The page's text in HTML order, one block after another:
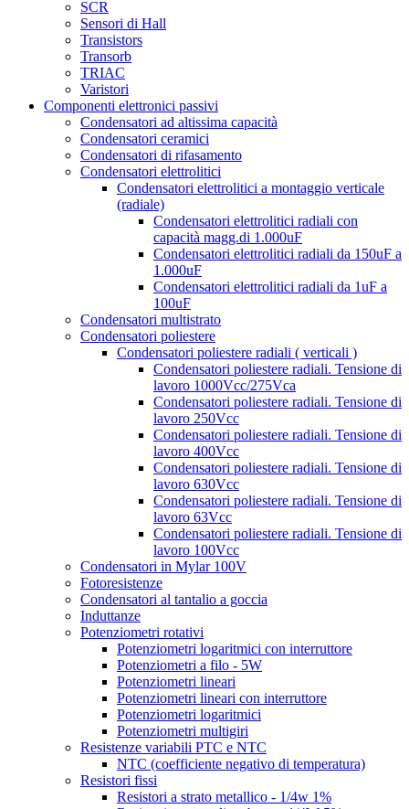
SCR
Sensori di Hall
Transistors
Transorb
TRIAC
Varistori
Componenti elettronici passivi
Condensatori ad altissima capacità
Condensatori ceramici
Condensatori di rifasamento
Condensatori elettrolitici
Condensatori elettrolitici a montaggio verticale
(radiale)
Condensatori elettrolitici radiali con
capacità magg.di 1.000uF
Condensatori elettrolitici radiali da 150uF a
1.000uF
Condensatori elettrolitici radiali da 1uF a
100uF
Condensatori multistrato
Condensatori poliestere
Condensatori poliestere radiali ( verticali )
Condensatori poliestere radiali. Tensione di
lavoro 1000Vcc/275Vca
Condensatori poliestere radiali. Tensione di
lavoro 250Vcc
Condensatori poliestere radiali. Tensione di
lavoro 400Vcc
Condensatori poliestere radiali. Tensione di
lavoro 630Vcc
Condensatori poliestere radiali. Tensione di
lavoro 63Vcc
Condensatori poliestere radiali. Tensione di
lavoro 100Vcc
Condensatori in Mylar 100V
Fotoresistenze
Condensatori al tantalio a goccia
Induttanze
Potenziometri rotativi
Potenziometri logaritmici con interruttore
Potenziometri a filo - 5W
Potenziometri lineari
Potenziometri lineari con interruttore
Potenziometri logaritmici
Potenziometri multigiri
Resistenze variabili PTC e NTC
NTC (coefficiente negativo di temperatura)
Resistori fissi
Resistori a strato metallico - 1/4w 1%